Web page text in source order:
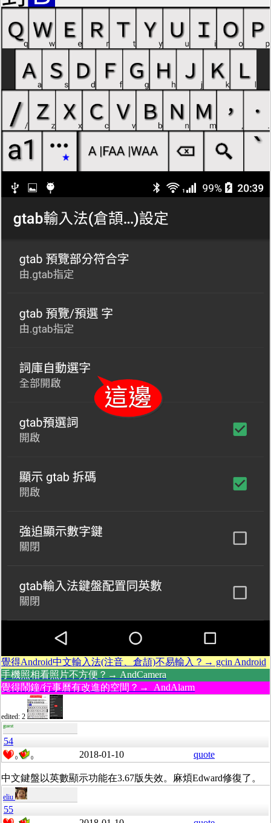
覺得Android中文輸入法(注音、倉頡)不易輸入？→ gcin Android
手機照相看照片不方便？→ AndCamera
覺得鬧鐘/行事曆有改進的空間？→ AndAlarm
edited: 2
guest
54
0 0 2018-01-10 quote
中文鍵盤以英數顯示功能在3.67版失效。麻煩Edward修復了。
eliu
55